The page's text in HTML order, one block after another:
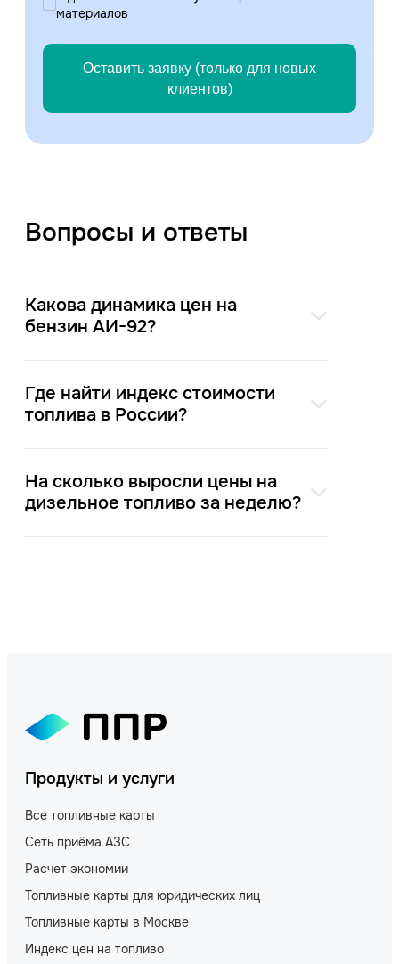
материалов
Оставить заявку (только для новых
клиентов)
Вопросы и ответы
Какова динамика цен на
бензин АИ-92?
Где найти индекс стоимости
топлива в России?
На сколько выросли цены на
дизельное топливо за неделю?
Продукты и услуги
Все топливные карты
Сеть приёма АЗС
Расчет экономии
Топливные карты для юридических лиц
Топливные карты в Москве
Индекс цен на топливо